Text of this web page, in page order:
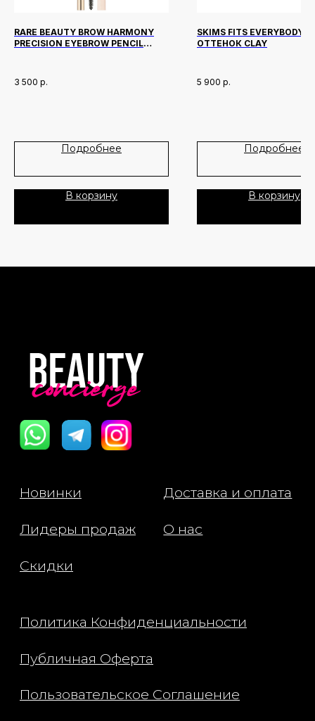
RARE BEAUTY BROW HARMONY
PRECISION EYEBROW PENCIL
3 500 р.
Подробнее
В корзину
SKIMS FITS EVERYBODY
ОТТЕНОК CLAY
5 900 р.
Подробнее
В корзину
Все права защищены
О нас
Лидеры продаж